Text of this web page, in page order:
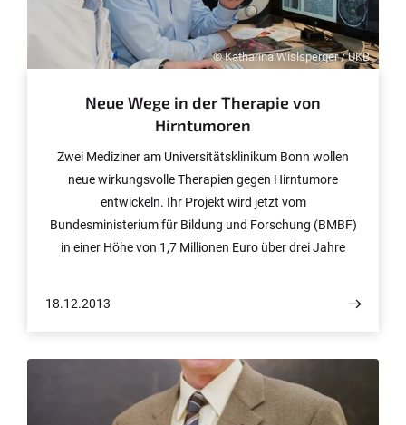
© Katharina.Wislsperger / UKB
Neue Wege in der Therapie von
Hirntumoren
Zwei Mediziner am Universitätsklinikum Bonn wollen
neue wirkungsvolle Therapien gegen Hirntumore
entwickeln. Ihr Projekt wird jetzt vom
Bundesministerium für Bildung und Forschung (BMBF)
in einer Höhe von 1,7 Millionen Euro über drei Jahre
18.12.2013